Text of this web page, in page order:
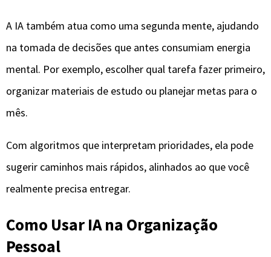
A IA também atua como uma segunda mente, ajudando
na tomada de decisões que antes consumiam energia
mental. Por exemplo, escolher qual tarefa fazer primeiro,
organizar materiais de estudo ou planejar metas para o
mês.
Com algoritmos que interpretam prioridades, ela pode
sugerir caminhos mais rápidos, alinhados ao que você
realmente precisa entregar.
Como Usar IA na Organização
Pessoal